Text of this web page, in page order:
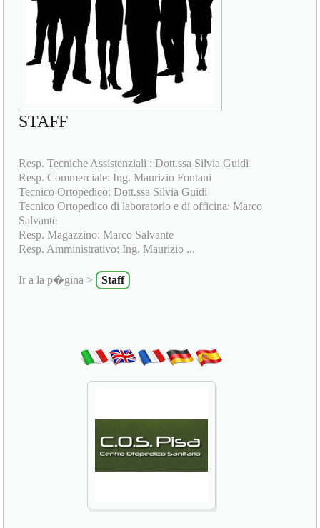
STAFF
Resp. Tecniche Assistenziali : Dott.ssa Silvia Guidi
Resp. Commerciale: Ing. Maurizio Fontani
Tecnico Ortopedico: Dott.ssa Silvia Guidi
Tecnico Ortopedico di laboratorio e di officina: Marco
Salvante
Resp. Magazzino: Marco Salvante
Resp. Amministrativo: Ing. Maurizio ...
Ir a la p�gina > Staff